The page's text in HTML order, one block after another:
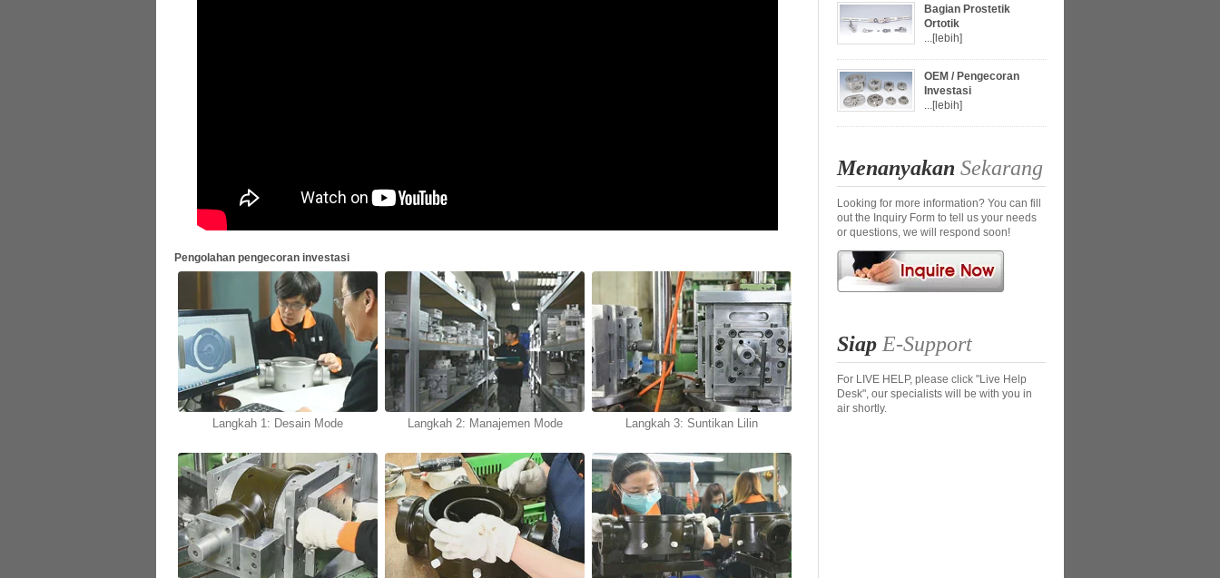
Pengolahan pengecoran investasi
Langkah 1: Desain Mode Langkah 2: Manajemen Mode Langkah 3: Suntikan Lilin
Bagian Prostetik
Ortotik
...[lebih]
OEM / Pengecoran
Investasi
...[lebih]
Menanyakan Sekarang
Looking for more information? You can fill
out the Inquiry Form to tell us your needs
or questions, we will respond soon!
Siap E-Support
For LIVE HELP, please click "Live Help
Desk", our specialists will be with you in
air shortly.